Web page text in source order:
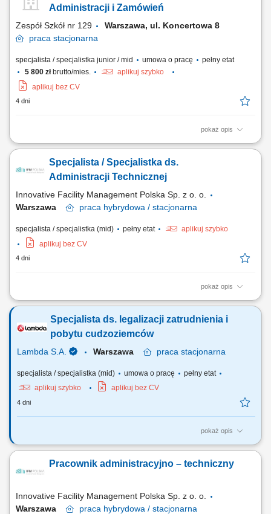
prowadzonych spraw, Współpraca z organami administracji publicznej
Administracji i Zamówień
Zespół Szkół nr 129
Warszawa, ul. Koncertowa 8
praca stacjonarna
specjalista / specjalistka junior / mid umowa o pracę
pełny etat
5 800 złbrutto/mies.
aplikuj szybko
aplikuj bez CV
4 dni
pokaż opis
Opis stanowiska Koordynowanie procesów zakupowych oraz
rozliczeń związanych z działalnością jednostki. Kontrola realizacji
budżetu oraz prowadzenie rejestrów zakupów. Przygotowywanie
Specjalista / Specjalistka ds.
Administracji Technicznej
Innovative Facility Management Polska Sp. z o. o.
Warszawa
praca hybrydowa / stacjonarna
specjalista / specjalistka (mid) pełny etat
aplikuj szybko
aplikuj bez CV
4 dni
pokaż opis
Opis stanowiska Prowadzenie oraz aktualizacja dokumentacji
oraz sprawozdań na potrzeby organizacji i instytucji zewnętrznych.
Opracowywanie harmonogramów przeglądów oraz monitorowanie ich
Specjalista ds. legalizacji zatrudnienia i
pobytu cudzoziemców
Lambda S.A. Warszawa praca stacjonarna
specjalista / specjalistka (mid) umowa o pracę
pełny etat
aplikuj szybko
aplikuj bez CV
4 dni
pokaż opis
Twój zakres obowiązków: Kompleksowe prowadzenie procesów
Przygotowywanie i składanie dokumentów związanych z uzyskaniem:
zezwoleń na pracę; oświadczeń o powierzeniu wykonywania pracy;
Pracownik administracyjno – techniczny
Innovative Facility Management Polska Sp. z o. o.
Warszawa
praca hybrydowa / stacjonarna